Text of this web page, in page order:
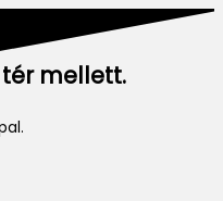
mellett.